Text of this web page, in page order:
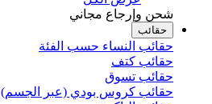
شحن وإرجاع مجاني
حقائب
حقائب النساء حسب الفئة
حقائب كتف
حقائب تسوق
حقائب كروس بودي (عبر الجسم)